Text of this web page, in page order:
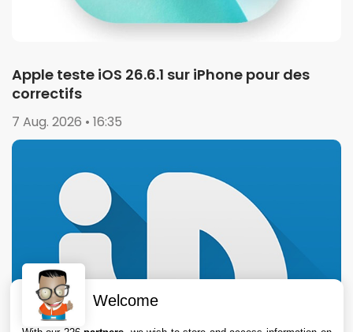
Apple teste iOS 26.6.1 sur iPhone pour des
correctifs
7 Aug. 2026 • 16:35
Welcome